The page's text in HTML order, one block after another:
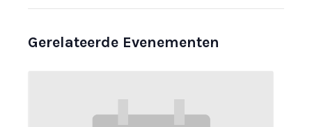
Gerelateerde Evenementen